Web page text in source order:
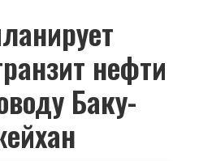
нефти
Баку-